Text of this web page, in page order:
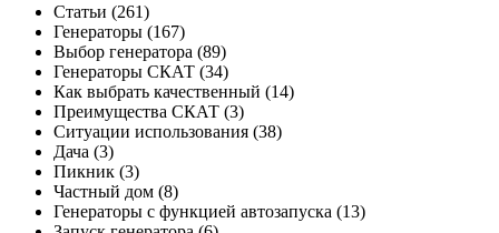
Статьи (261)
Генераторы (167)
Выбор генератора (89)
Генераторы СКАТ (34)
Как выбрать качественный (14)
Преимущества СКАТ (3)
Ситуации использования (38)
Дача (3)
Пикник (3)
Частный дом (8)
Генераторы с функцией автозапуска (13)